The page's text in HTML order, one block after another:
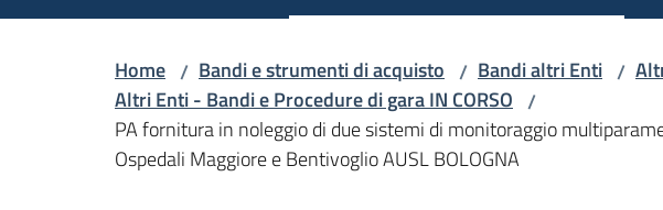
Home / Bandi e strumenti di acquisto / Bandi altri Enti /
Altri Enti - Bandi e Procedure di gara IN CORSO /
PA fornitura in noleggio di due sistemi di monitoraggio
Ospedali Maggiore e Bentivoglio AUSL BOLOGNA